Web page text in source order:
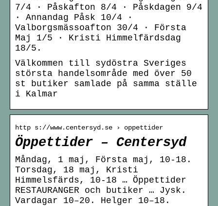
7/4 · Påskafton 8/4 · Påskdagen 9/4
· Annandag Påsk 10/4 ·
Valborgsmässoafton 30/4 · Första
Maj 1/5 · Kristi Himmelfärdsdag
18/5.
Välkommen till sydöstra Sveriges
största handelsområde med över 50
st butiker samlade på samma ställe
i Kalmar
http s://www.centersyd.se › oppettider
Öppettider – Centersyd
Måndag, 1 maj, Första maj, 10-18.
Torsdag, 18 maj, Kristi
Himmelsfärds, 10-18 … Öppettider
RESTAURANGER och butiker … Jysk.
Vardagar 10–20. Helger 10–18.